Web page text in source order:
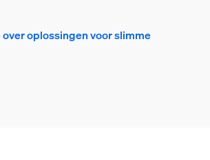
oplossingen voor slimme